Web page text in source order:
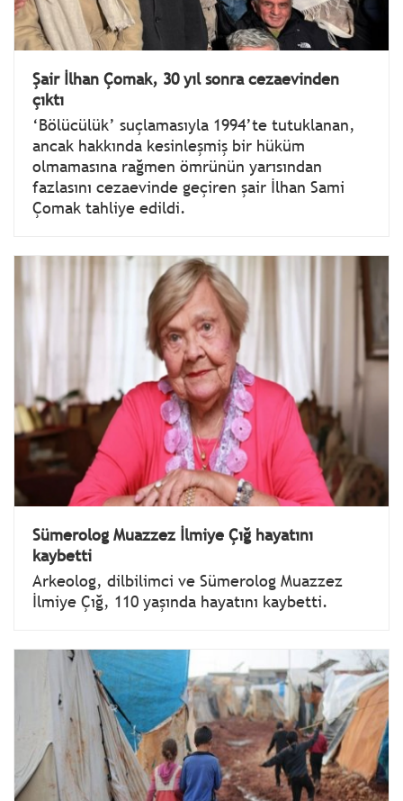
Şair İlhan Çomak, 30 yıl sonra cezaevinden
çıktı
‘Bölücülük’ suçlamasıyla 1994’te tutuklanan,
ancak hakkında kesinleşmiş bir hüküm
olmamasına rağmen ömrünün yarısından
fazlasını cezaevinde geçiren şair İlhan Sami
Çomak tahliye edildi.
Sümerolog Muazzez İlmiye Çığ hayatını
kaybetti
Arkeolog, dilbilimci ve Sümerolog Muazzez
İlmiye Çığ, 110 yaşında hayatını kaybetti.